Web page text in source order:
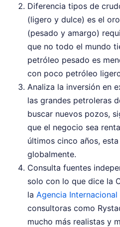
Diferencia tipos de
(ligero y dulce) es el
(pesado y amargo)
que no todo el mundo
petróleo pesado es
con poco petróleo
Analiza la inversión en
las grandes petroleras
buscar nuevos pozos,
que el negocio sea
últimos cinco años,
globalmente.
Consulta fuentes
solo con lo que dice la
la Agencia
consultoras como
mucho más realistas y